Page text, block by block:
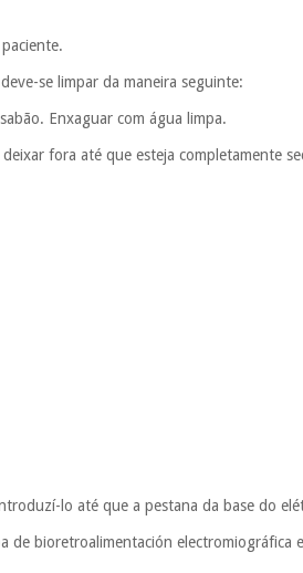
se limpar da maneira seguinte:
Enxaguar com água limpa.
fora até que esteja completamente
lo até que a pestana da base do
de bioretroalimentación